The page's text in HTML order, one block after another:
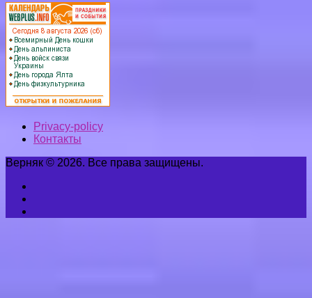
Privacy-policy
Контакты
Верняк © 2026. Все права защищены.